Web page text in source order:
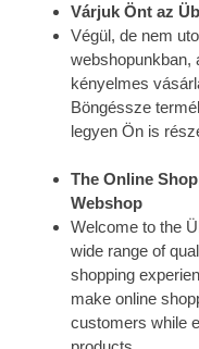
Várjuk Önt az
Végül, de nem
webshopunkban,
kényelmes
Böngéssze
legyen Ön is
The Online
Webshop
Welcome to the
wide range of
shopping
make online
customers while